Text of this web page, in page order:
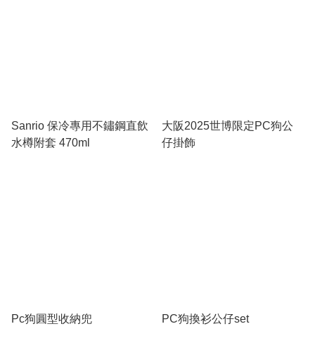
Sanrio 保冷專用不鏽鋼直飲
水樽附套 470ml
大阪2025世博限定PC狗公
仔掛飾
Pc狗圓型收納兜 PC狗換衫公仔set